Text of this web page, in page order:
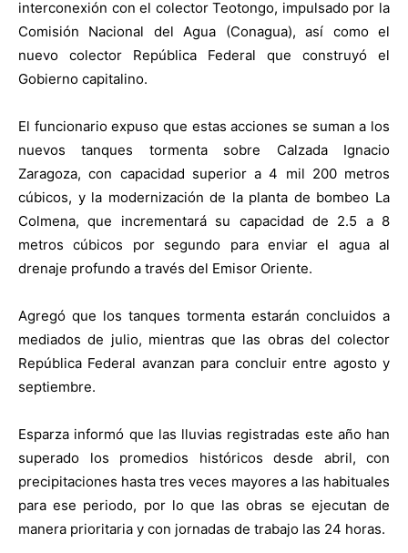
interconexión con el colector Teotongo, impulsado por la
Comisión Nacional del Agua (Conagua), así como el
nuevo colector República Federal que construyó el
Gobierno capitalino.
El funcionario expuso que estas acciones se suman a los
nuevos tanques tormenta sobre Calzada Ignacio
Zaragoza, con capacidad superior a 4 mil 200 metros
cúbicos, y la modernización de la planta de bombeo La
Colmena, que incrementará su capacidad de 2.5 a 8
metros cúbicos por segundo para enviar el agua al
drenaje profundo a través del Emisor Oriente.
Agregó que los tanques tormenta estarán concluidos a
mediados de julio, mientras que las obras del colector
República Federal avanzan para concluir entre agosto y
septiembre.
Esparza informó que las lluvias registradas este año han
superado los promedios históricos desde abril, con
precipitaciones hasta tres veces mayores a las habituales
para ese periodo, por lo que las obras se ejecutan de
manera prioritaria y con jornadas de trabajo las 24 horas.